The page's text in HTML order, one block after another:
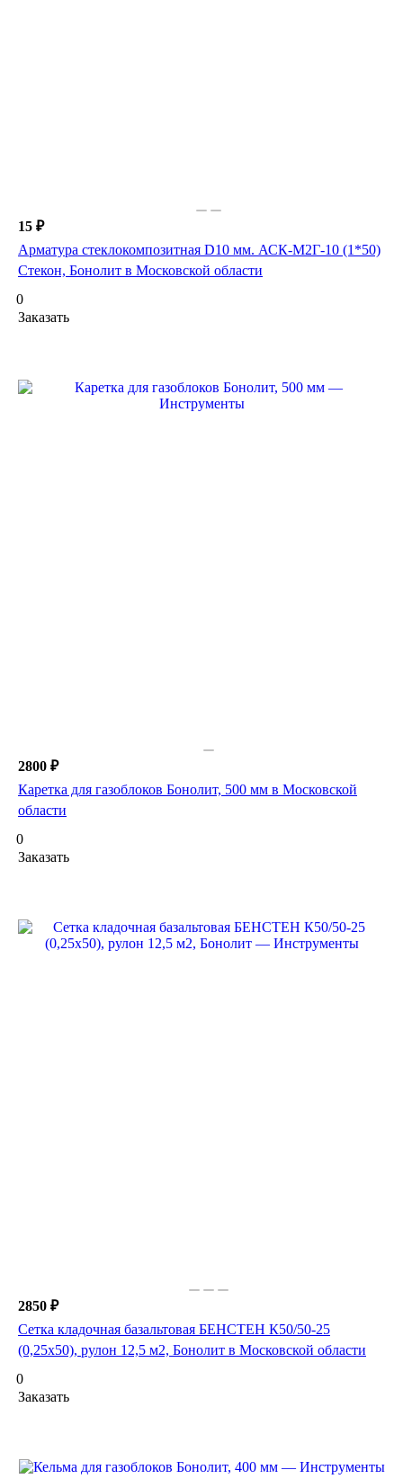
15 ₽
Арматура стеклокомпозитная D10 мм. АСК-М2Г-10 (1*50)
Стекон, Бонолит в Московской области
0
Заказать
2800 ₽
Каретка для газоблоков Бонолит, 500 мм в Московской
области
0
Заказать
2850 ₽
Сетка кладочная базальтовая БЕНСТЕН К50/50-25
(0,25х50), рулон 12,5 м2, Бонолит в Московской области
0
Заказать